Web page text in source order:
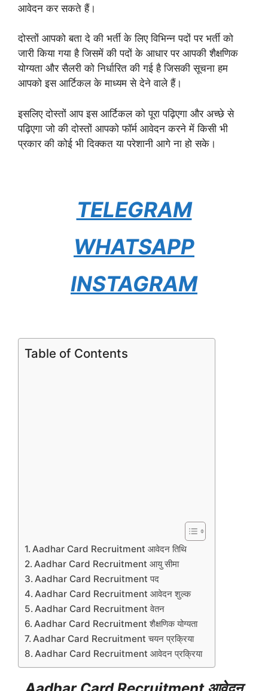
आवेदन कर सकते हैं।
दोस्तों आपको बता दे की भर्ती के लिए विभिन्न पदों पर भर्ती को
जारी किया गया है जिसमें की पदों के आधार पर आपकी शैक्षणिक
योग्यता और सैलरी को निर्धारित की गई है जिसकी सूचना हम
आपको इस आर्टिकल के माध्यम से देने वाले हैं।
इसलिए दोस्तों आप इस आर्टिकल को पूरा पढ़िएगा और अच्छे से
पढ़िएगा जो की दोस्तों आपको फॉर्म आवेदन करने में किसी भी
प्रकार की कोई भी दिक्कत या परेशानी आगे ना हो सके।
TELEGRAM
WHATSAPP
INSTAGRAM
Table of Contents
Aadhar Card Recruitment आवेदन तिथि
Aadhar Card Recruitment आयु सीमा
Aadhar Card Recruitment पद
Aadhar Card Recruitment आवेदन शुल्क
Aadhar Card Recruitment वेतन
Aadhar Card Recruitment शैक्षणिक योग्यता
Aadhar Card Recruitment चयन प्रक्रिया
Aadhar Card Recruitment आवेदन प्रक्रिया